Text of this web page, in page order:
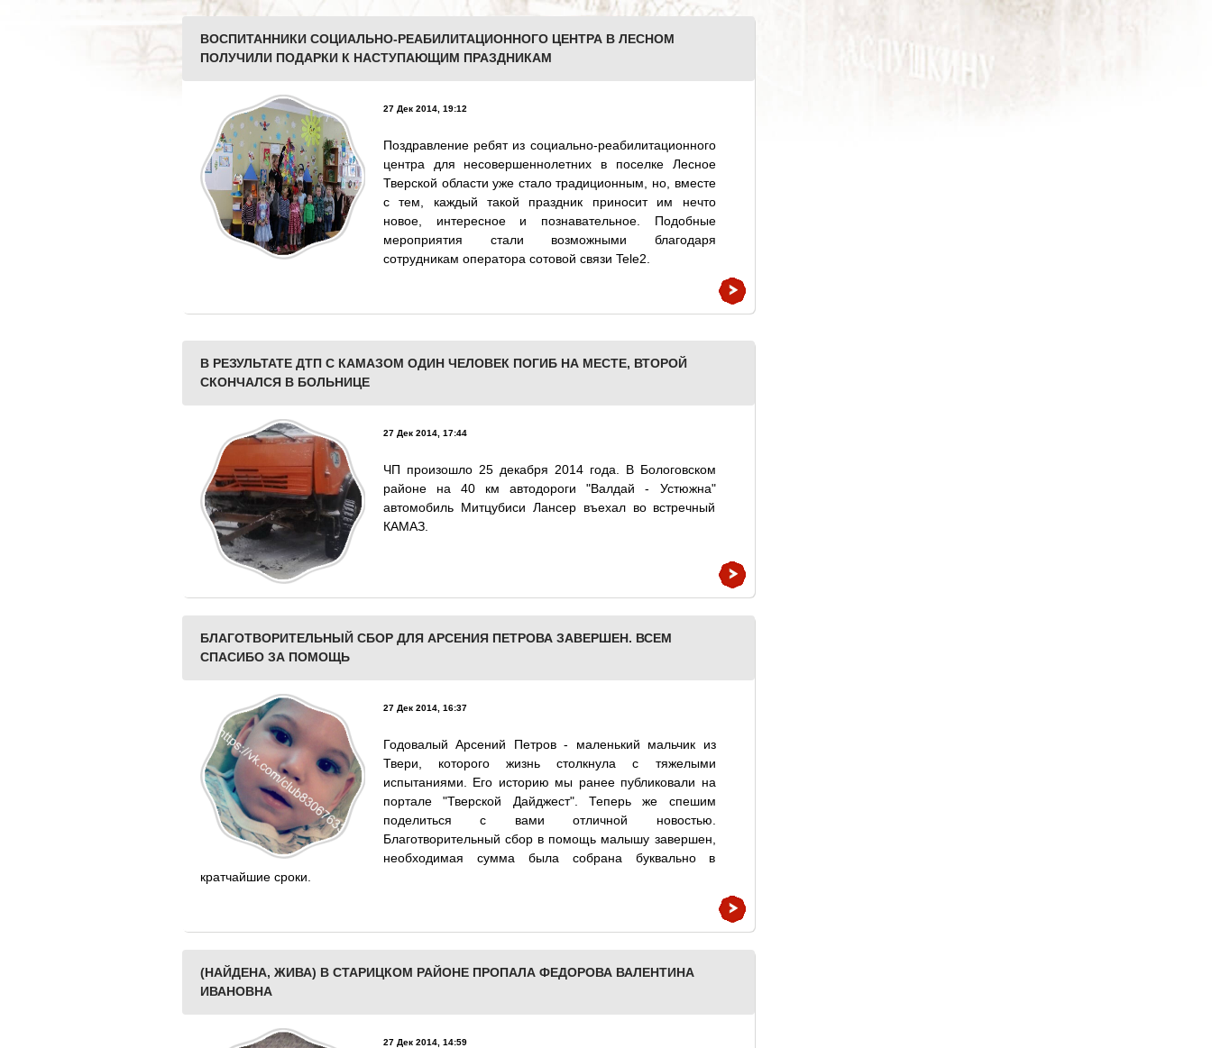
ВОСПИТАННИКИ СОЦИАЛЬНО-РЕАБИЛИТАЦИОННОГО ЦЕНТРА В ЛЕСНОМ
ПОЛУЧИЛИ ПОДАРКИ К НАСТУПАЮЩИМ ПРАЗДНИКАМ
27 Дек 2014, 19:12
Поздравление ребят из социально-реабилитационного
центра для несовершеннолетних в поселке Лесное
Тверской области уже стало традиционным, но, вместе
с тем, каждый такой праздник приносит им нечто
новое, интересное и познавательное. Подобные
мероприятия стали возможными благодаря
сотрудникам оператора сотовой связи Tele2.
В РЕЗУЛЬТАТЕ ДТП С КАМАЗОМ ОДИН ЧЕЛОВЕК ПОГИБ НА МЕСТЕ, ВТОРОЙ
СКОНЧАЛСЯ В БОЛЬНИЦЕ
27 Дек 2014, 17:44
ЧП произошло 25 декабря 2014 года. В Бологовском
районе на 40 км автодороги "Валдай - Устюжна"
автомобиль Митцубиси Лансер въехал во встречный
КАМАЗ.
БЛАГОТВОРИТЕЛЬНЫЙ СБОР ДЛЯ АРСЕНИЯ ПЕТРОВА ЗАВЕРШЕН. ВСЕМ
СПАСИБО ЗА ПОМОЩЬ
27 Дек 2014, 16:37
Годовалый Арсений Петров - маленький мальчик из
Твери, которого жизнь столкнула с тяжелыми
испытаниями. Его историю мы ранее публиковали на
портале "Тверской Дайджест". Теперь же спешим
поделиться с вами отличной новостью.
Благотворительный сбор в помощь малышу завершен,
необходимая сумма была собрана буквально в
кратчайшие сроки.
(НАЙДЕНА, ЖИВА) В СТАРИЦКОМ РАЙОНЕ ПРОПАЛА ФЕДОРОВА ВАЛЕНТИНА
ИВАНОВНА
27 Дек 2014, 14:59